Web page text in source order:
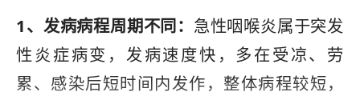
1、发病病程周期不同： 急性咽喉炎属于突发
性炎症病变，发病速度快，多在受凉、劳
累、感染后短时间内发作，整体病程较短，